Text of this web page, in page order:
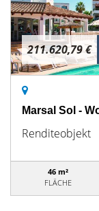
211.620,79 €
Marsal Sol -
Renditeobjekt
46 m²
FLÄCHE